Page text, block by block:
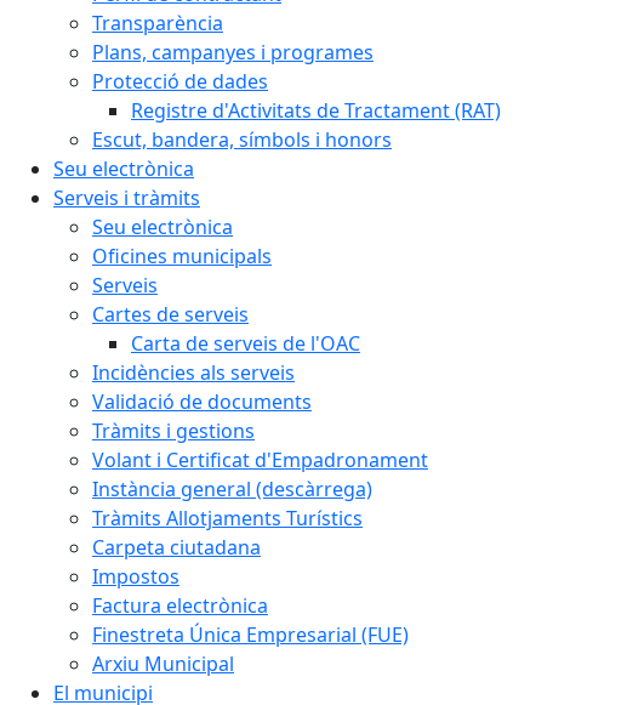
Transparència
Plans, campanyes i programes
Protecció de dades
Registre d'Activitats de Tractament (RAT)
Escut, bandera, símbols i honors
Seu electrònica
Serveis i tràmits
Seu electrònica
Oficines municipals
Serveis
Cartes de serveis
Carta de serveis de l'OAC
Incidències als serveis
Validació de documents
Tràmits i gestions
Volant i Certificat d'Empadronament
Instància general (descàrrega)
Tràmits Allotjaments Turístics
Carpeta ciutadana
Impostos
Factura electrònica
Finestreta Única Empresarial (FUE)
Arxiu Municipal
El municipi